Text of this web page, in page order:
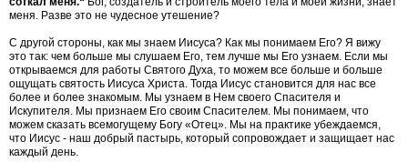
меня. Разве это не чудесное утешение?
С другой стороны, как мы знаем Иисуса? Как мы понимаем Его? Я вижу
это так: чем больше мы слушаем Его, тем лучше мы Его узнаем. Если мы
открываемся для работы Святого Духа, то можем все больше и больше
ощущать святость Иисуса Христа. Тогда Иисус становится для нас все
более и более знакомым. Мы узнаем в Нем своего Спасителя и
Искупителя. Мы признаем Его своим Спасителем. Мы понимаем, что
можем сказать всемогущему Богу «Отец». Мы на практике убеждаемся,
что Иисус - наш добрый пастырь, который сопровождает и защищает нас
каждый день.